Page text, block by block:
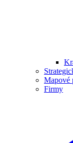
Mapové
Firmy